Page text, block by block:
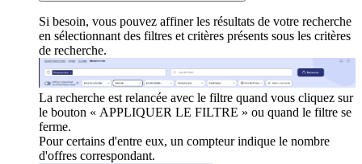
Si besoin, vous pouvez affiner les résultats de votre recherche
en sélectionnant des filtres et critères présents sous les critères
de recherche.
La recherche est relancée avec le filtre quand vous cliquez sur
le bouton « APPLIQUER LE FILTRE » ou quand le filtre se
ferme.
Pour certains d'entre eux, un compteur indique le nombre
d'offres correspondant.